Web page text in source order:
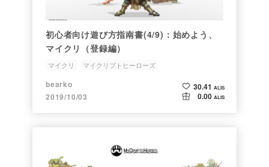
初心者向け遊び方指南書(4/9)：始めよう、
マイクリ（登録編）
マイクリ
マイクリプトヒーローズ
ブロックチェーンゲーム
bearko
2019/10/03
30.41 ALIS
0.00 ALIS